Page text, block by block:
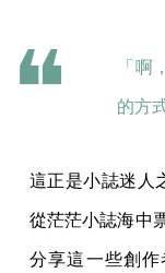
「啊
的方
這正是小誌迷人
從茫茫小誌海中
分享這一些創